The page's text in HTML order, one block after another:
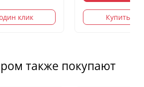
клик Купить в
также покупают